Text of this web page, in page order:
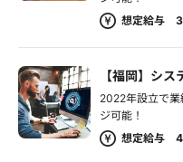
想定給与
【福岡】シス
2022年設立で業
ジ可能！
想定給与